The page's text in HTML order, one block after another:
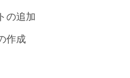
の追加
作成